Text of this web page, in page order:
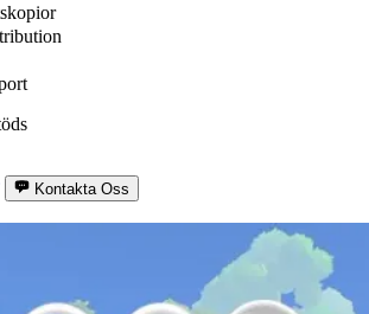
Kontakta Oss